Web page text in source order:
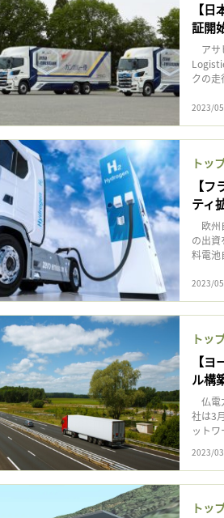
【
証開
アサ
クの
2023/
トッ
【
ティ
欧州
の出
料電池
2023/
トッ
【
ル構
仏電
社は3
ット
2023/
トッ